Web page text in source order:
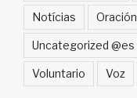
Notícias Oración
Uncategorized @es
Voluntario Voz